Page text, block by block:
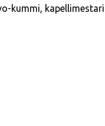
kummi, kapellimestari